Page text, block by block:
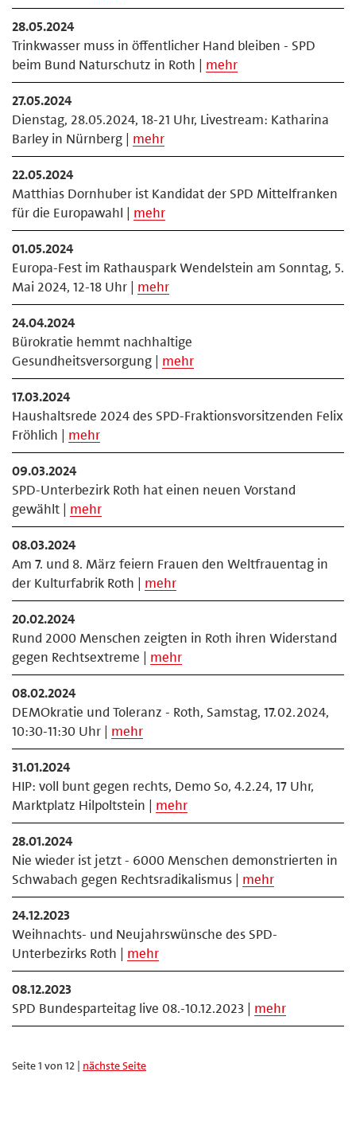
28.05.2024
Trinkwasser muss in öffentlicher Hand bleiben - SPD
beim Bund Naturschutz in Roth | mehr
27.05.2024
Dienstag, 28.05.2024, 18-21 Uhr, Livestream: Katharina
Barley in Nürnberg | mehr
22.05.2024
Matthias Dornhuber ist Kandidat der SPD Mittelfranken
für die Europawahl | mehr
01.05.2024
Europa-Fest im Rathauspark Wendelstein am Sonntag, 5.
Mai 2024, 12-18 Uhr | mehr
24.04.2024
Bürokratie hemmt nachhaltige
Gesundheitsversorgung | mehr
17.03.2024
Haushaltsrede 2024 des SPD-Fraktionsvorsitzenden Felix
Fröhlich | mehr
09.03.2024
SPD-Unterbezirk Roth hat einen neuen Vorstand
gewählt | mehr
08.03.2024
Am 7. und 8. März feiern Frauen den Weltfrauentag in
der Kulturfabrik Roth | mehr
20.02.2024
Rund 2000 Menschen zeigten in Roth ihren Widerstand
gegen Rechtsextreme | mehr
08.02.2024
DEMOkratie und Toleranz - Roth, Samstag, 17. 02. 2024,
10:30-11:30 Uhr | mehr
31.01.2024
HIP: voll bunt gegen rechts, Demo So, 4.2.24, 17 Uhr,
Marktplatz Hilpoltstein | mehr
28.01.2024
Nie wieder ist jetzt - 6000 Menschen demonstrierten in
Schwabach gegen Rechtsradikalismus | mehr
24.12.2023
Weihnachts- und Neujahrswünsche des SPD-
Unterbezirks Roth | mehr
08.12.2023
SPD Bundesparteitag live 08.-10.12.2023 | mehr
Seite 1 von 12 | nächste Seite